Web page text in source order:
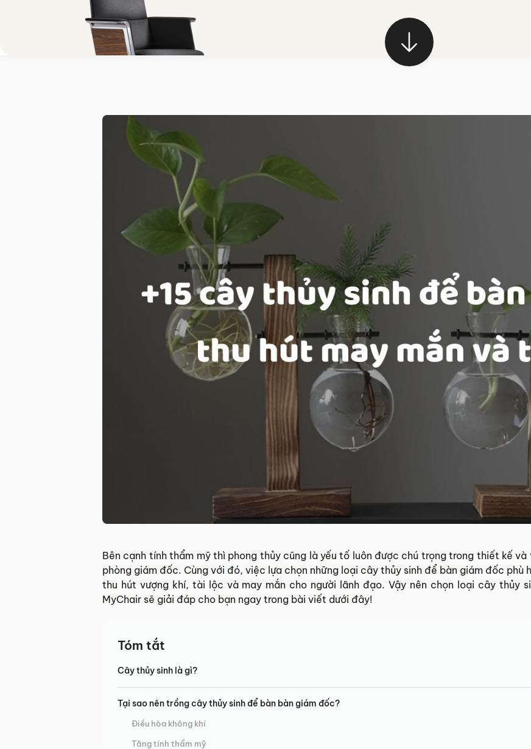
Bên cạnh tính thẩm mỹ thì phong thủy cũng là yếu tố luôn được chú trọng trong thiết kế
phòng giám đốc. Cùng với đó, việc lựa chọn những loại cây thủy sinh để bàn giám đốc phù
thu hút vượng khí, tài lộc và may mắn cho người lãnh đạo. Vậy nên chọn loại cây thủy
MyChair sẽ giải đáp cho bạn ngay trong bài viết dưới đây!
Tóm tắt
Cây thủy sinh là gì?
Tại sao nên trồng cây thủy sinh để bàn bàn giám đốc?
Điều hòa không khí
Tăng tính thẩm mỹ